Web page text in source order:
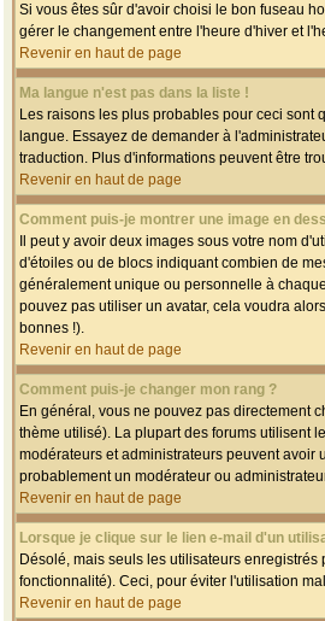
Si vous êtes sûr d'avoir choisi le bon fuseau
gérer le changement entre l'heure d'hiver et
Revenir en haut de page
Ma langue n'est pas dans la liste !
Les raisons les plus probables pour ceci sont
langue. Essayez de demander à
traduction. Plus d'informations peuvent être
Revenir en haut de page
Comment puis-je montrer une image en
Il peut y avoir deux images sous votre nom
d'étoiles ou de blocs indiquant combien de
généralement unique ou personnelle à
pouvez pas utiliser un avatar, cela voudra
bonnes !).
Revenir en haut de page
Comment puis-je changer mon rang ?
En général, vous ne pouvez pas directement
thème utilisé). La plupart des forums utilisent
modérateurs et administrateurs peuvent avoir
probablement un modérateur ou
Revenir en haut de page
Lorsque je clique sur le lien e-mail d'un
Désolé, mais seuls les utilisateurs
fonctionnalité). Ceci, pour éviter l'utilisation
Revenir en haut de page